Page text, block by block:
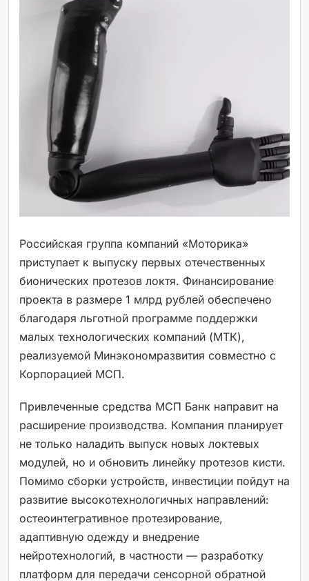
Российская группа компаний «Моторика»
приступает к выпуску первых отечественных
бионических протезов локтя. Финансирование
проекта в размере 1 млрд рублей обеспечено
благодаря льготной программе поддержки
малых технологических компаний (МТК),
реализуемой Минэкономразвития совместно с
Корпорацией МСП.
Привлеченные средства МСП Банк направит на
расширение производства. Компания планирует
не только наладить выпуск новых локтевых
модулей, но и обновить линейку протезов кисти.
Помимо сборки устройств, инвестиции пойдут на
развитие высокотехнологичных направлений:
остеоинтегративное протезирование,
адаптивную одежду и внедрение
нейротехнологий, в частности — разработку
платформ для передачи сенсорной обратной